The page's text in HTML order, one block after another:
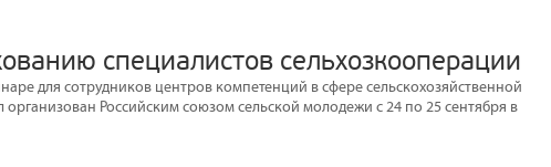
специалистов сельхозкооперации
для сотрудников центров компетенций в сфере сельскохозяйственной
Российским союзом сельской молодежи с 24 по 25 сентября в